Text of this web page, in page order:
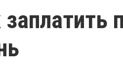
заплатить